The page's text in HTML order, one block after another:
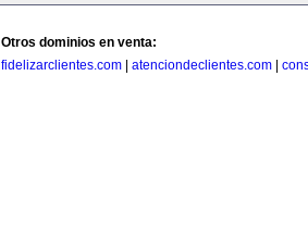
Otros dominios en venta:
fidelizarclientes.com
atenciondeclientes.com